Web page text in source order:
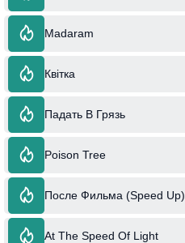
Madaram
Квітка
Падать В Грязь
Poison Tree
После Фильма (Speed Up)
At The Speed Of Light